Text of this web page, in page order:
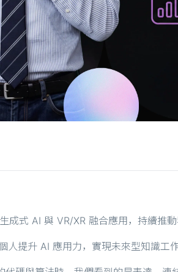
式 AI 與 VR/XR 融合應用，持續推
人提升 AI 應用力，實現未來型知識工